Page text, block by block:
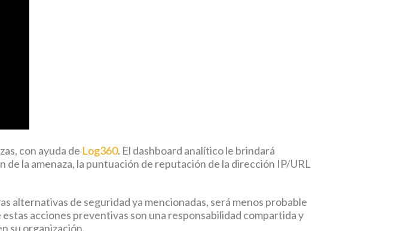
con ayuda de Log360. El dashboard analítico le brindará
la amenaza, la puntuación de reputación de la dirección IP/URL
alternativas de seguridad ya mencionadas, será menos probable
acciones preventivas son una responsabilidad compartida y
su organización.